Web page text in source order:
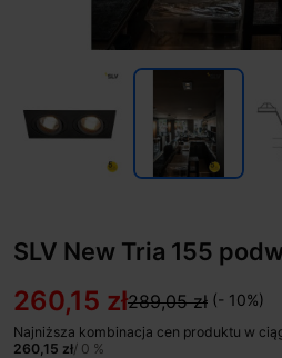
SLV New Tria 155
260,15 zł289,05 zł (- 10%)
Najniższa kombinacja cen produktu w
260,15 zł/ 0 %